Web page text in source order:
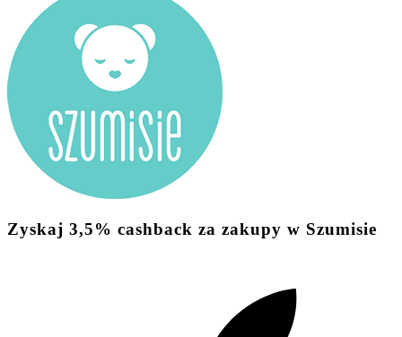
Zyskaj 3,5% cashback za zakupy w Szumisie